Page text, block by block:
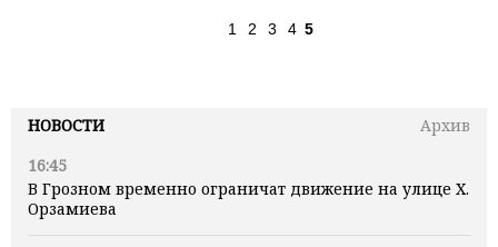
НОВОСТИ
Архив
16:45
В Грозном временно ограничат движение на улице Х.
Орзамиева
1 2 3 4 5